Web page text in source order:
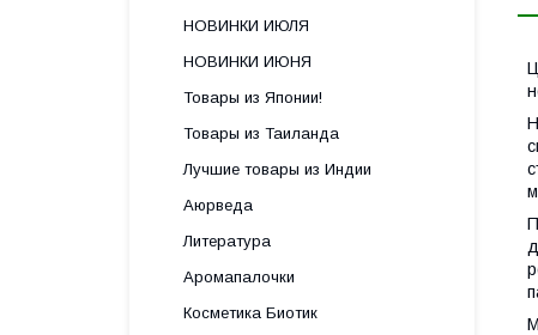
НОВИНКИ ИЮЛЯ
НОВИНКИ ИЮНЯ
Товары из Японии!
Товары из Таиланда
Лучшие товары из Индии
Аюрведа
Литература
Аромапалочки
Косметика Биотик